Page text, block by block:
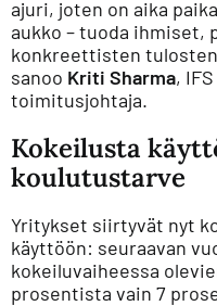
ajuri, joten on aika
aukko – tuoda
konkreettisten
sanoo Kriti Sharma,
toimitusjohtaja.
Kokeilusta
koulutustarve
Yritykset siirtyvät nyt
käyttöön: seuraavan
kokeiluvaiheessa
prosentista vain 7